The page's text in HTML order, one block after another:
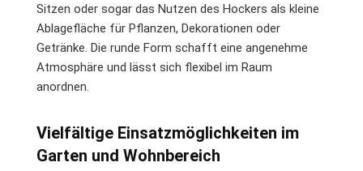
Sitzen oder sogar das Nutzen des Hockers als kleine
Ablagefläche für Pflanzen, Dekorationen oder
Getränke. Die runde Form schafft eine angenehme
Atmosphäre und lässt sich flexibel im Raum
anordnen.
Vielfältige Einsatzmöglichkeiten im
Garten und Wohnbereich